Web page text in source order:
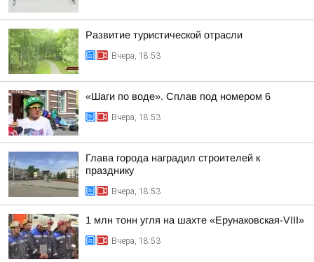
Развитие туристической отрасли
Вчера, 18:53
«Шаги по воде». Сплав под номером 6
Вчера, 18:53
Глава города наградил строителей к
празднику
Вчера, 18:53
1 млн тонн угля на шахте «Ерунаковская-VIII»
Вчера, 18:53